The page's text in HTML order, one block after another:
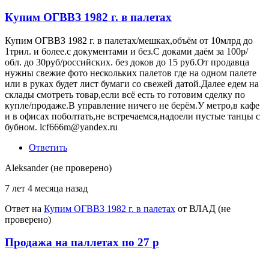
Купим ОГВВЗ 1982 г. в палетах
Купим ОГВВЗ 1982 г. в палетах/мешках,объём от 10млрд до
1трил. и более.с документами и без.С доками даём за 100р/
обл. до 30руб/российских. без доков до 15 руб.От продавца
нужны свежие фото нескольких палетов где на одном палете
или в руках будет лист бумаги со свежей датой.Далее едем на
склады смотреть товар,если всё есть то готовим сделку по
купле/продаже.В управление ничего не берём.У метро,в кафе
и в офисах поболтать,не встречаемся,надоели пустые танцы с
бубном. lcf666m@yandex.ru
Ответить
Aleksander (не проверено)
7 лет 4 месяца назад
Ответ на Купим ОГВВЗ 1982 г. в палетах от ВЛАД (не
проверено)
Продажа на паллетах по 27 р